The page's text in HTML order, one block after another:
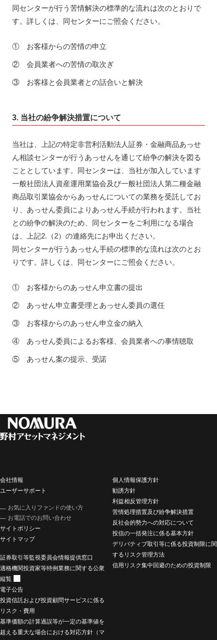
同センターが行う苦情解決の標準的な流れは次のとおりで
す。詳しくは、同センターにご照会ください。
① お客様からの苦情の申立
② 会員業者への苦情の取次ぎ
③ お客様と会員業者との話合いと解決
3. 当社の紛争解決措置について
当社は、上記の特定非営利活動法人証券・金融商品あっせ
ん相談センターが行うあっせんを通じて紛争の解決を図る
こととしています。同センターは、当社が加入しています
一般社団法人資産運用業協会及び一般社団法人第二種金融
商品取引業協会からあっせんについての業務を受託してお
り、あっせん委員によりあっせん手続が行われます。当社
との紛争の解決のため、同センターをご利用になる場合
は、上記2.（2）の連絡先にお申出ください。
同センターが行うあっせん手続の標準的な流れは次のとお
りです。詳しくは、同センターにご照会ください。
① お客様からのあっせん申立書の提出
② あっせん申立書受理とあっせん委員の選任
③ お客様からのあっせん申立金の納入
④ あっせん委員によるお客様、会員業者への事情聴取
⑤ あっせん案の提示、受諾
会社情報
ユーザーサポート
お気に入りファンドの使い方
お電話でのお問い合わせ
サイトポリシー
サイトマップ
個人情報保護方針
勧誘方針
利益相反管理方針
苦情処理措置及び紛争解決措置
反社会的勢力への対応について
投信の一括発注に係る基本方針
デリバティブ取引等に係る投資制限に関
するリスク管理方法
信用リスク集中回避のための投資制限
証券取引等監視委員会情報提供窓口
適格機関投資家等特例業務に関する公衆
縦覧
電子公告
投資信託および投資顧問サービスに係る
リスク・費用
基準価額の計算過誤等が一定の基準値を
超える重大な場合における対応方針（マ